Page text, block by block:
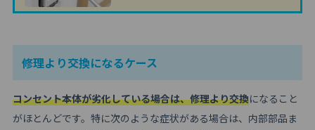
修理より交換になるケース
コンセント本体が劣化している場合は、修理より交換になること
がほとんどです。特に次のような症状がある場合は、内部部品ま